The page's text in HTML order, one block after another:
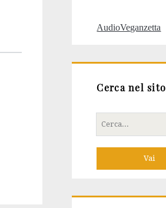
AudioVeganzetta
Cerca nel sito
Cerca
per: